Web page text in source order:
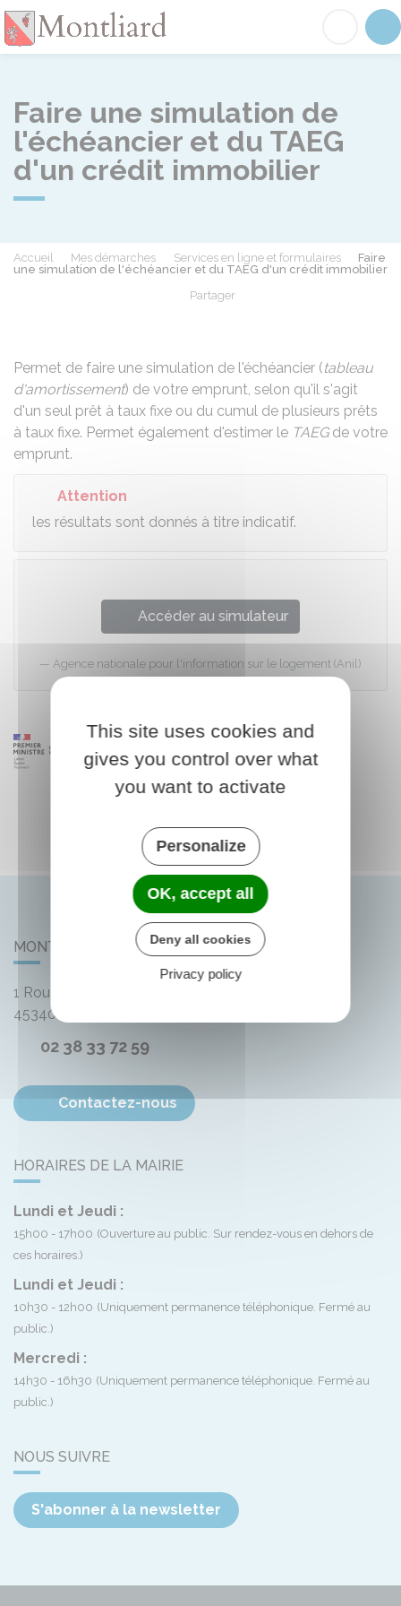
Faire une simulation de
l'échéancier et du TAEG
d'un crédit immobilier
Accueil Mes démarches Services en ligne et formulaires
Faire
une simulation de l'échéancier et du TAEG d'un crédit immobilier
Partager
Permet de faire une simulation de l'échéancier (tableau
d'amortissement) de votre emprunt, selon qu'il s'agit
d'un seul prêt à taux fixe ou du cumul de plusieurs prêts
à taux fixe. Permet également d'estimer le TAEGde votre
emprunt.
Attention
les résultats sont donnés à titre indicatif.
Accéder au simulateur
Agence nationale pour l'information sur le logement (Anil)
MONTLIARD
1 Route de Bellegarde
45340
02 38 33 72 59
Contactez-nous
HORAIRES DE LA MAIRIE
Lundi et Jeudi :
15h00 - 17h00 (Ouverture au public. Sur rendez-vous en dehors de
ces horaires.)
Lundi et Jeudi :
10h30 - 12h00 (Uniquement permanence téléphonique. Fermé au
public.)
Mercredi :
14h30 - 16h30 (Uniquement permanence téléphonique. Fermé au
public.)
NOUS SUIVRE
S'abonner à la newsletter
This site uses cookies and
gives you control over what
you want to activate
Personalize
OK, accept all
Deny all cookies
Privacy policy